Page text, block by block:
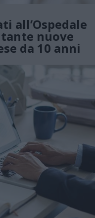
all’Ospedale
nuove
da 10 anni